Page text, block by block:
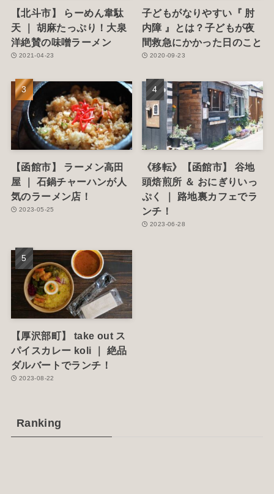
【北斗市】 らーめん韋駄
天 ｜ 胡麻たっぷり！大泉
洋絶賛の味噌ラーメン
2021-04-23
子どもがなりやすい『 肘
内障 』とは？子どもが夜
間救急にかかった日のこと
2020-09-23
【函館市】 ラーメン高田
屋 ｜ 石鍋チャーハンが人
気のラーメン店！
2023-05-25
《移転》【函館市】 谷地
頭焙煎所 ＆ おにぎりいっ
ぷく ｜ 路地裏カフェでラ
ンチ！
2023-06-28
【厚沢部町】 take out ス
パイスカレー koli ｜ 絶品
ダルバートでランチ！
2023-08-22
Ranking